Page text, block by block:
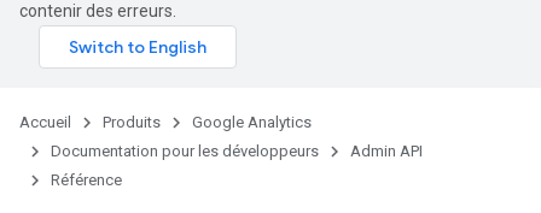
contenir des erreurs.
Accueil Produits
Google Analytics
Documentation pour les développeurs
Admin API
Référence